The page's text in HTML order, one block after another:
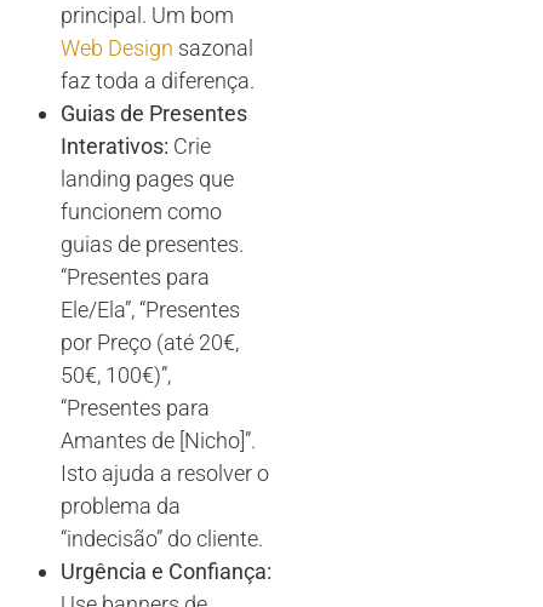
principal. Um bom
Web Design sazonal
faz toda a diferença.
Guias de Presentes
Interativos: Crie
landing pages que
funcionem como
guias de presentes.
“Presentes para
Ele/Ela”, “Presentes
por Preço (até 20€,
50€, 100€)”,
“Presentes para
Amantes de [Nicho]”.
Isto ajuda a resolver o
problema da
“indecisão” do cliente.
Urgência e Confiança: